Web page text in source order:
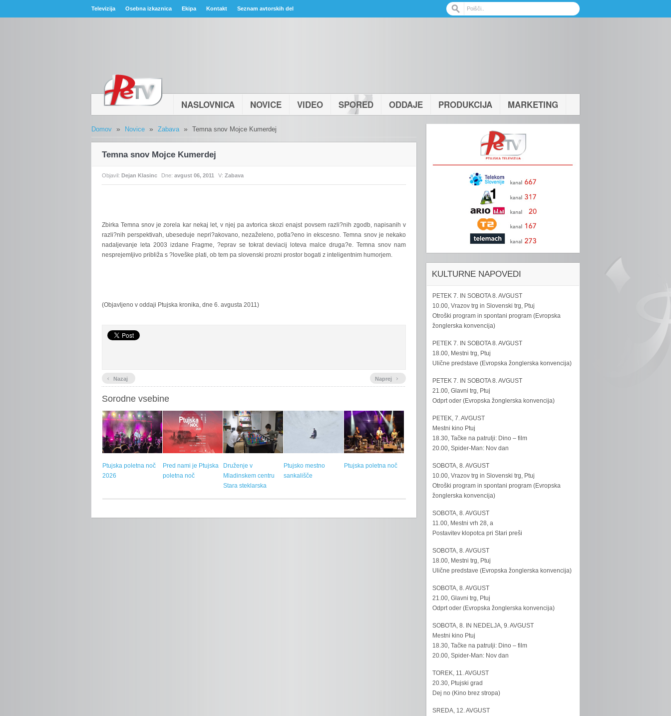
Televizija Osebna izkaznica Ekipa Kontakt Seznam avtorskih del
NASLOVNICA NOVICE VIDEO SPORED ODDAJE PRODUKCIJA MARKETING
Domov » Novice » Zabava » Temna snov Mojce Kumerdej
Temna snov Mojce Kumerdej
Objavil: Dejan Klasinc Dne: avgust 06, 2011 V: Zabava
ZbirkaTemna snov je zorela kar nekaj let, v njej pa avtorica skozi enajst povsem razli?nih zgodb, napisanih v
razli?nih perspektivah, ubeseduje nepri?akovano, nezaželeno, potla?eno in ekscesno. Temna snov je nekako
nadaljevanje leta 2003 izdane Fragme, ?eprav se tokrat deviacij loteva malce druga?e. Temna snov nam
nesprejemljivo približa s ?loveške plati, ob tem pa slovenski prozni prostor bogati z inteligentnim humorjem.
(Objavljeno v oddaji Ptujska kronika, dne 6. avgusta 2011)
‹ Nazaj Naprej ›
Sorodne vsebine
Ptujska poletna noč
2026
Pred nami je Ptujska
poletna noč
Druženje v
Mladinskem centru
Stara steklarska
Ptujsko mestno
sankališče
Ptujska poletna noč
KULTURNE NAPOVEDI
PETEK 7. IN SOBOTA 8. AVGUST
10.00, Vrazov trg in Slovenski trg, Ptuj
Otroški program in spontani program (Evropska
žonglerska konvencija)
PETEK 7. IN SOBOTA 8. AVGUST
18.00, Mestni trg, Ptuj
Ulične predstave (Evropska žonglerska konvencija)
PETEK 7. IN SOBOTA 8. AVGUST
21.00, Glavni trg, Ptuj
Odprt oder (Evropska žonglerska konvencija)
PETEK, 7. AVGUST
Mestni kino Ptuj
18.30, Tačke na patrulji: Dino – film
20.00, Spider-Man: Nov dan
SOBOTA, 8. AVGUST
10.00, Vrazov trg in Slovenski trg, Ptuj
Otroški program in spontani program (Evropska
žonglerska konvencija)
SOBOTA, 8. AVGUST
11.00, Mestni vrh 28, a
Postavitev klopotca pri Stari preši
SOBOTA, 8. AVGUST
18.00, Mestni trg, Ptuj
Ulične predstave (Evropska žonglerska konvencija)
SOBOTA, 8. AVGUST
21.00, Glavni trg, Ptuj
Odprt oder (Evropska žonglerska konvencija)
SOBOTA, 8. IN NEDELJA, 9. AVGUST
Mestni kino Ptuj
18.30, Tačke na patrulji: Dino – film
20.00, Spider-Man: Nov dan
TOREK, 11. AVGUST
20.30, Ptujski grad
Dej no (Kino brez stropa)
SREDA, 12. AVGUST